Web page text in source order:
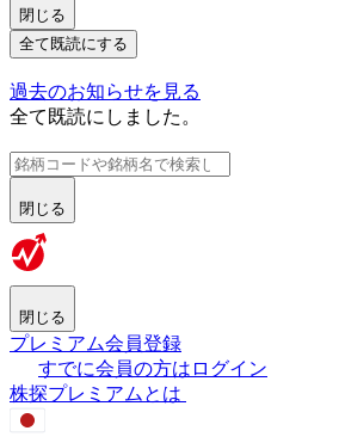
閉じる
全て既読にする
過去のお知らせを見る
全て既読にしました。
閉じる
閉じる
プレミアム会員登録
すでに会員の方はログイン
株探プレミアムとは